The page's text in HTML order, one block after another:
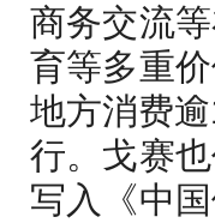
商务交流
育等多重
地方消费
行。戈赛
写入《中